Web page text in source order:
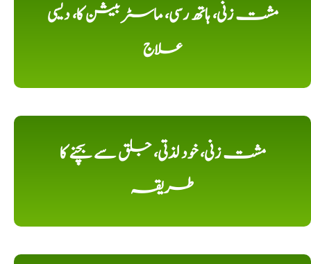
مشت زنی، ہاتھ رسی، ماسٹر بیشن کا، دیسی
علاج
مشت زنی، خود لذتی، جلق سے بچنے کا
طریقہ